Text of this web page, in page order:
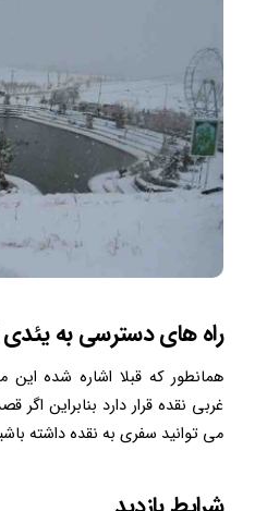
راه های دسترسی به یئدی
غربی نقده قرار دارد بنابراین اگر
می توانید سفری به نقده داشته